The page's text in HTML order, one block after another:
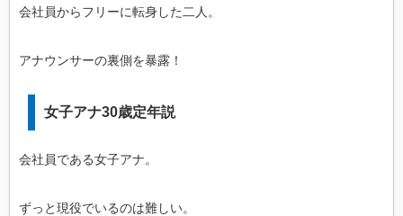
会社員からフリーに転身した二人。
アナウンサーの裏側を暴露！
女子アナ30歳定年説
会社員である女子アナ。
ずっと現役でいるのは難しい。